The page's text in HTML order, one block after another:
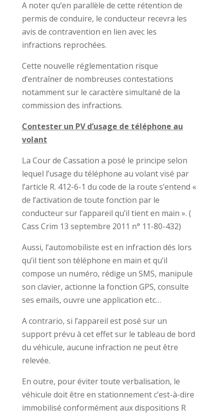
A noter qu’en parallèle de cette rétention de
permis de conduire, le conducteur recevra les
avis de contravention en lien avec les
infractions reprochées.
Cette nouvelle réglementation risque
d’entraîner de nombreuses contestations
notamment sur le caractère simultané de la
commission des infractions.
Contester un PV d’usage de téléphone au
volant
La Cour de Cassation a posé le principe selon
lequel l’usage du téléphone au volant visé par
l’article R. 412-6-1 du code de la route s’entend «
de l’activation de toute fonction par le
conducteur sur l’appareil qu’il tient en main ». (
Cass Crim 13 septembre 2011 n° 11-80-432)
Aussi, l’automobiliste est en infraction dés lors
qu’il tient son téléphone en main et qu’il
compose un numéro, rédige un SMS, manipule
son clavier, actionne la fonction GPS, consulte
ses emails, ouvre une application etc…
A contrario, si l’appareil est posé sur un
support prévu à cet effet sur le tableau de bord
du véhicule, aucune infraction ne peut être
relevée.
En outre, pour éviter toute verbalisation, le
véhicule doit être en stationnement c’est-à-dire
immobilisé conformément aux dispositions R